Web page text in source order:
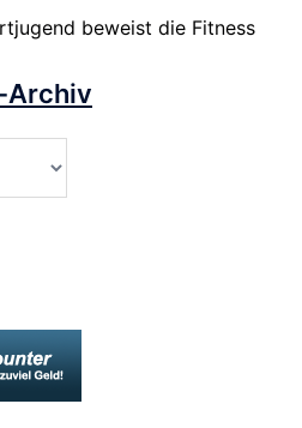
beweist die Fitness